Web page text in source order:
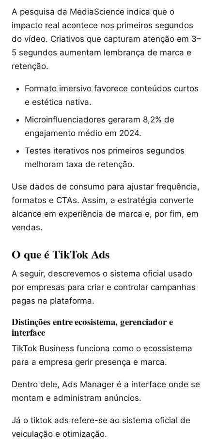
A pesquisa da MediaScience indica que o
impacto real acontece nos primeiros segundos
do vídeo. Criativos que capturam atenção em 3–
5 segundos aumentam lembrança de marca e
retenção.
Formato imersivo favorece conteúdos curtos
e estética nativa.
Microinfluenciadores geraram 8,2% de
engajamento médio em 2024.
Testes iterativos nos primeiros segundos
melhoram taxa de retenção.
Use dados de consumo para ajustar frequência,
formatos e CTAs. Assim, a estratégia converte
alcance em experiência de marca e, por fim, em
vendas.
O que é TikTok Ads
A seguir, descrevemos o sistema oficial usado
por empresas para criar e controlar campanhas
pagas na plataforma.
Distinções entre ecosistema, gerenciador e
interface
TikTok Business funciona como o ecossistema
para a empresa gerir presença e marca.
Dentro dele, Ads Manager é a interface onde se
montam e administram anúncios.
Já o tiktok ads refere-se ao sistema oficial de
veiculação e otimização.